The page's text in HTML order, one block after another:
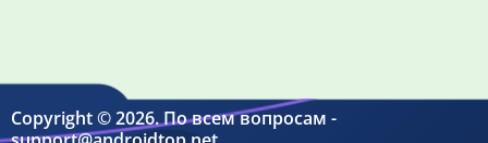
Copyright © 2026. По всем вопросам -